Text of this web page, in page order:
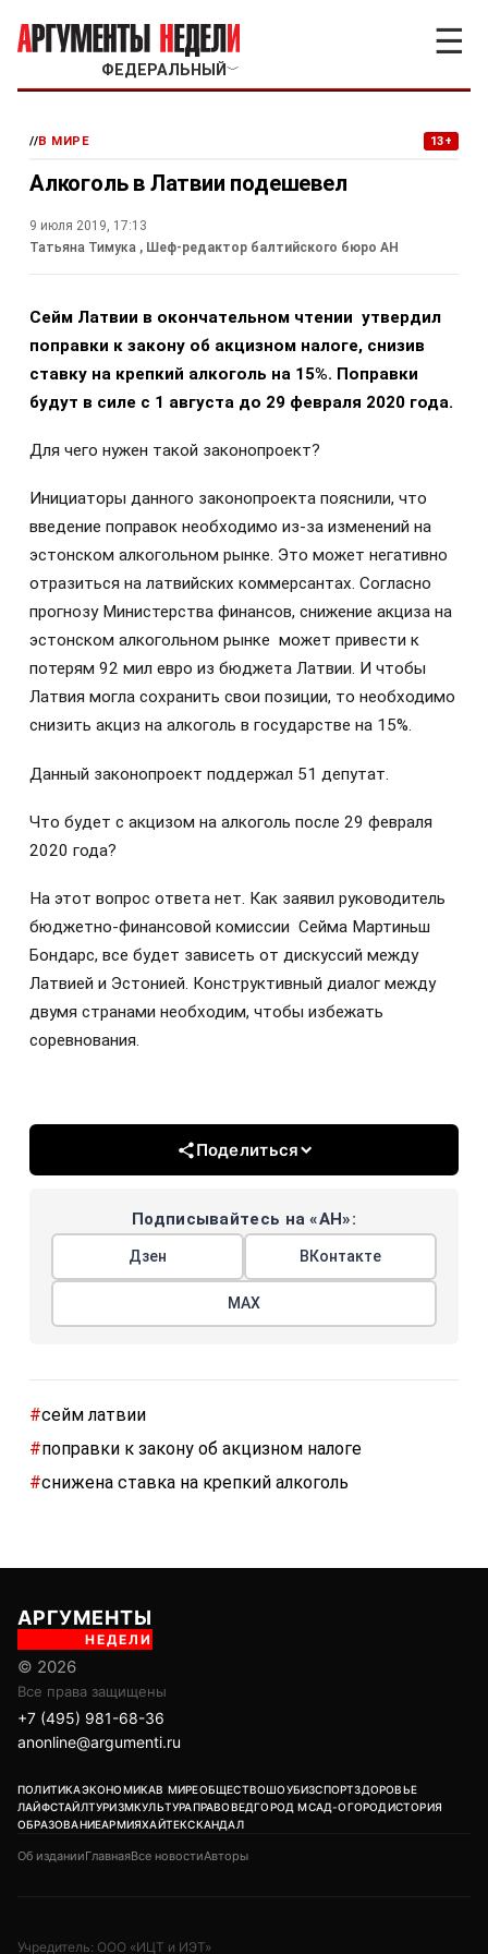
ФЕДЕРАЛЬНЫЙ ﹀
☰
//В МИРЕ 13+
Алкоголь в Латвии подешевел
9 июля 2019, 17:13
Татьяна Тимука , Шеф-редактор балтийского бюро АН
Сейм Латвии в окончательном чтении утвердил
поправки к закону об акцизном налоге, снизив
ставку на крепкий алкоголь на 15%. Поправки
будут в силе с 1 августа до 29 февраля 2020 года.
Для чего нужен такой законопроект?
Инициаторы данного законопроекта пояснили, что
введение поправок необходимо из-за изменений на
эстонском алкогольном рынке. Это может негативно
отразиться на латвийских коммерсантах. Согласно
прогнозу Министерства финансов, снижение акциза на
эстонском алкогольном рынке может привести к
потерям 92 мил евро из бюджета Латвии. И чтобы
Латвия могла сохранить свои позиции, то необходимо
снизить акциз на алкоголь в государстве на 15%.
Данный законопроект поддержал 51 депутат.
Что будет с акцизом на алкоголь после 29 февраля
2020 года?
На этот вопрос ответа нет. Как заявил руководитель
бюджетно-финансовой комиссии Сейма Мартиньш
Бондарс, все будет зависеть от дискуссий между
Латвией и Эстонией. Конструктивный диалог между
двумя странами необходим, чтобы избежать
соревнования.
Поделиться
Подписывайтесь на «АН»:
Дзен ВКонтакте
МАХ
#сейм латвии
#поправки к закону об акцизном налоге
#снижена ставка на крепкий алкоголь
АРГУМЕНТЫ
НЕДЕЛИ
© 2026
Все права защищены
+7 (495) 981-68-36
anonline@argumenti.ru
ПОЛИТИКАЭКОНОМИКАВ МИРЕОБЩЕСТВОШОУБИЗСПОРТЗДОРОВЬЕ
ЛАЙФСТАЙЛТУРИЗМКУЛЬТУРАПРАВОВЕДГОРОД МСАД-ОГОРОДИСТОРИЯ
ОБРАЗОВАНИЕАРМИЯХАЙТЕКСКАНДАЛ
Об изданииГлавнаяВсе новостиАвторы
Учредитель: ООО «ИЦТ и ИЭТ»